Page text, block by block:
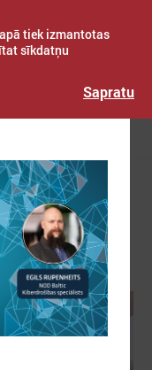
tiek izmantotas
sīkdatņu
Sapratu